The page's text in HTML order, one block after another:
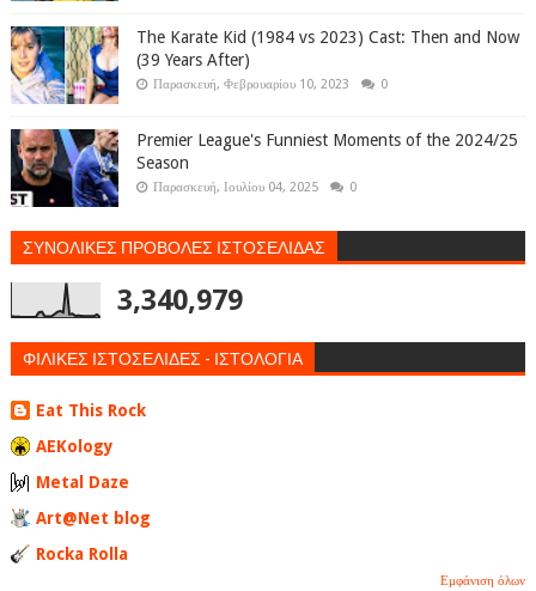
The Karate Kid (1984 vs 2023) Cast: Then and Now
(39 Years After)
Παρασκευή, Φεβρουαρίου 10, 2023 0
Premier League's Funniest Moments of the 2024/25
Season
Παρασκευή, Ιουλίου 04, 2025 0
ΣΥΝΟΛΙΚΕΣ ΠΡΟΒΟΛΕΣ ΙΣΤΟΣΕΛΙΔΑΣ
3,340,979
ΦΙΛΙΚΕΣ ΙΣΤΟΣΕΛΙΔΕΣ - ΙΣΤΟΛΟΓΙΑ
Eat This Rock
AEKology
Metal Daze
Art@Net blog
Rocka Rolla
Εμφάνιση όλων